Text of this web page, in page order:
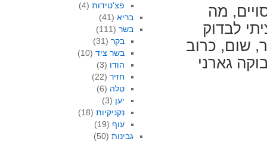
מה
לבדוק
שום, כרוב
גארני
פצ'טידות (4)
בריא(41)
בשר(111)
בקר (31)
בשר ציד (10)
הודו (3)
חזיר (22)
טלה (6)
יען (3)
נקניקיות (18)
עוף (19)
גבינות(50)